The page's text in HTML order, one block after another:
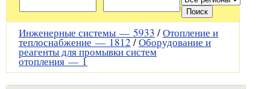
Инженерные системы — 5933 /Отопление и
теплоснабжение —1812/Оборудование и
реагенты для промывки систем
отопления —1